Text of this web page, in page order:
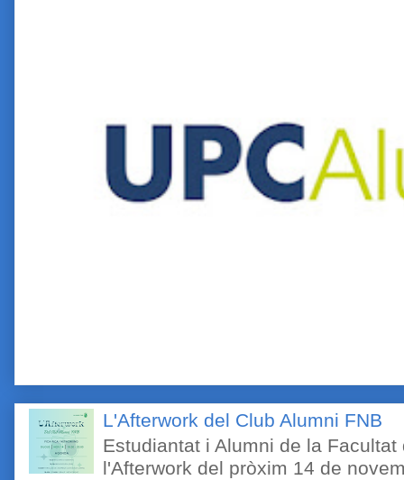
L'Afterwork del Club Alumni FNB
Estudiantat i Alumni de la
l'Afterwork del pròxim 14 de